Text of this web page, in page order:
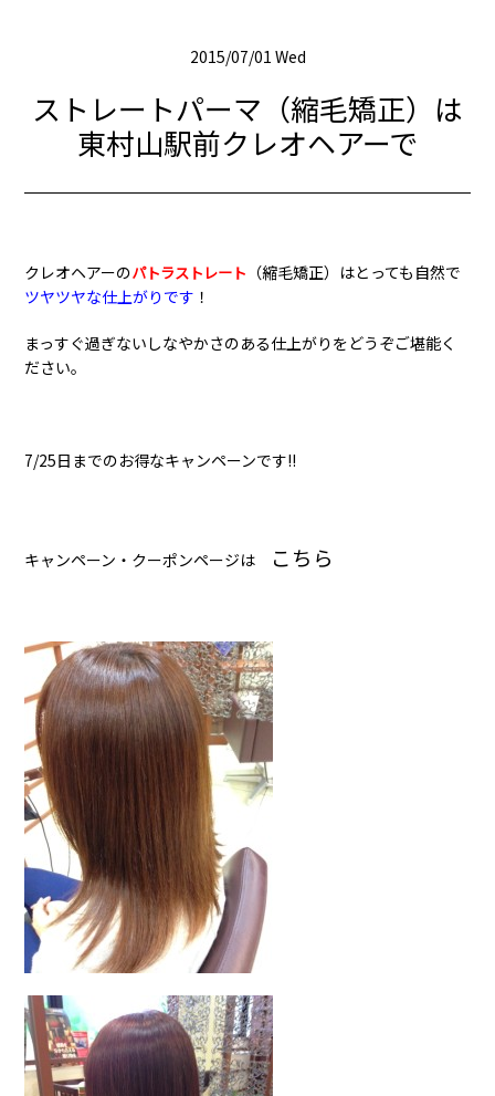
2015/07/01 Wed
ストレートパーマ（縮毛矯正）は
東村山駅前クレオヘアーで
クレオヘアーのパトラストレート （縮毛矯正）はとっても自然で
ツヤツヤな仕上がりです ！
まっすぐ過ぎないしなやかさのある仕上がりをどうぞご堪能く
ださい。
7/25日までのお得なキャンペーンです!!
キャンペーン・クーポンページは こちら